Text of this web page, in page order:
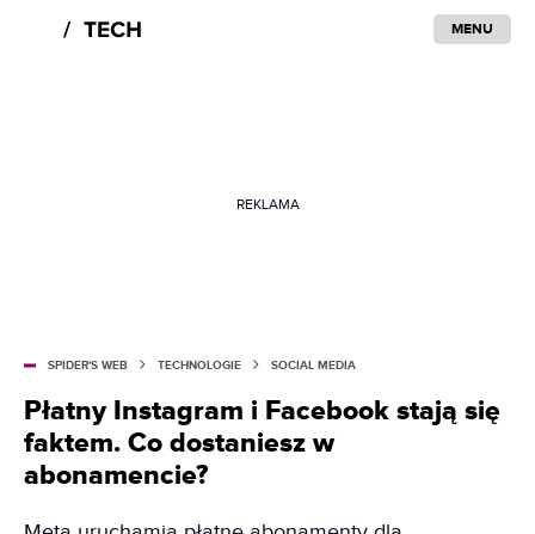
MENU
REKLAMA
SPIDER'S WEB TECHNOLOGIE SOCIAL MEDIA
Płatny Instagram i Facebook stają się
faktem. Co dostaniesz w
abonamencie?